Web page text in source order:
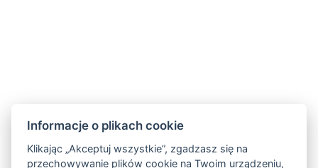
Wolałbym pojechać nad morze
Informacje o plikach cookie
Klikając „Akceptuj wszystkie”, zgadzasz się na
przechowywanie plików cookie na Twoim urządzeniu,